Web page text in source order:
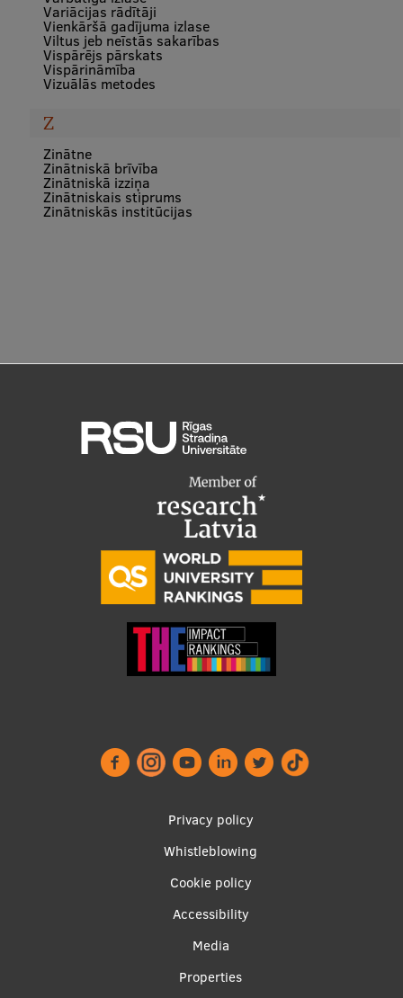
Variācijas rādītāji
Vienkāršā gadījuma izlase
Viltus jeb neīstās sakarības
Vispārējs pārskats
Vispārināmība
Vizuālās metodes
Z
Zinātne
Zinātniskā brīvība
Zinātniskā izziņa
Zinātniskais stiprums
Zinātniskās institūcijas
Privacy policy
Whistleblowing
Cookie policy
Accessibility
Media
Properties